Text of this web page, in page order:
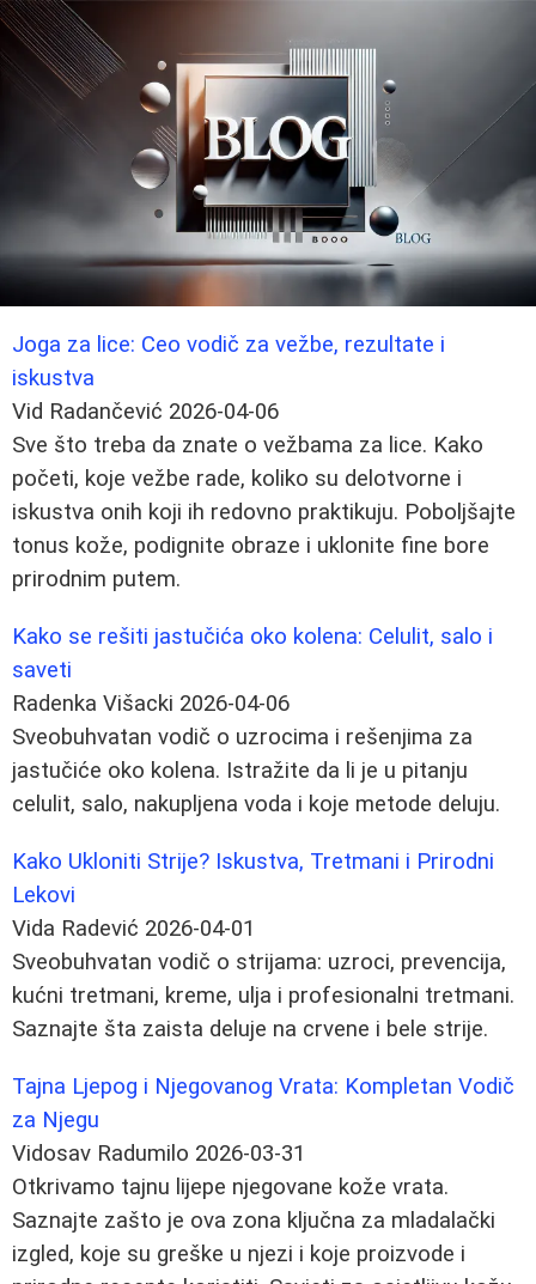
Joga za lice: Ceo vodič za vežbe, rezultate i
iskustva
Vid Radančević 2026-04-06
Sve što treba da znate o vežbama za lice. Kako
početi, koje vežbe rade, koliko su delotvorne i
iskustva onih koji ih redovno praktikuju. Poboljšajte
tonus kože, podignite obraze i uklonite fine bore
prirodnim putem.
Kako se rešiti jastučića oko kolena: Celulit, salo i
saveti
Radenka Višacki 2026-04-06
Sveobuhvatan vodič o uzrocima i rešenjima za
jastučiće oko kolena. Istražite da li je u pitanju
celulit, salo, nakupljena voda i koje metode deluju.
Kako Ukloniti Strije? Iskustva, Tretmani i Prirodni
Lekovi
Vida Radević 2026-04-01
Sveobuhvatan vodič o strijama: uzroci, prevencija,
kućni tretmani, kreme, ulja i profesionalni tretmani.
Saznajte šta zaista deluje na crvene i bele strije.
Tajna Ljepog i Njegovanog Vrata: Kompletan Vodič
za Njegu
Vidosav Radumilo 2026-03-31
Otkrivamo tajnu lijepe njegovane kože vrata.
Saznajte zašto je ova zona ključna za mladalački
izgled, koje su greške u njezi i koje proizvode i